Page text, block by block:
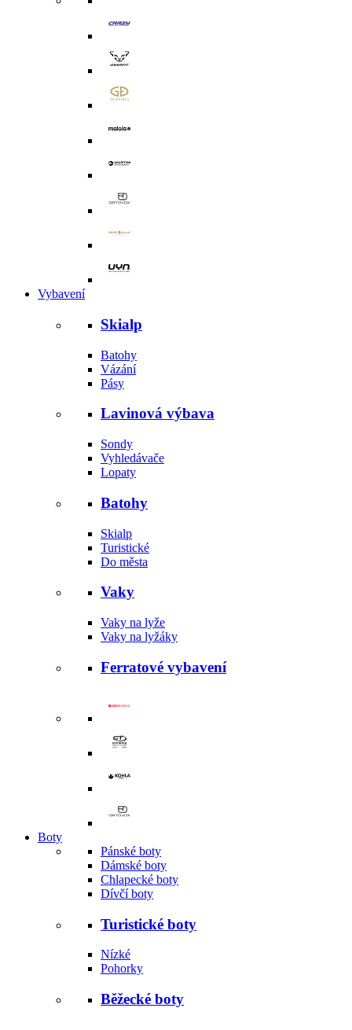
Vybavení
Skialp
Batohy
Vázání
Pásy
Lavinová výbava
Sondy
Vyhledávače
Lopaty
Batohy
Skialp
Turistické
Do města
Vaky
Vaky na lyže
Vaky na lyžáky
Ferratové vybavení
Boty
Pánské boty
Dámské boty
Chlapecké boty
Dívčí boty
Turistické boty
Nízké
Pohorky
Běžecké boty